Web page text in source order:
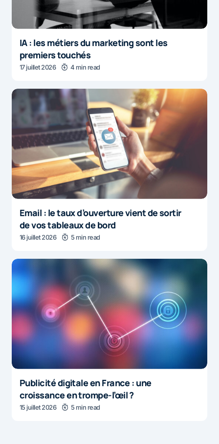
IA : les métiers du marketing sont les
premiers touchés
17 juillet 2026 4 min read
Email : le taux d’ouverture vient de sortir
de vos tableaux de bord
16 juillet 2026 5 min read
Publicité digitale en France : une
croissance en trompe-l’œil ?
15 juillet 2026 5 min read